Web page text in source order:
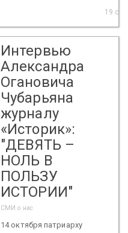
19
Интервью
Александра
Огановича
Чубарьяна
журналу
«Историк»:
"ДЕВЯТЬ –
НОЛЬ В
ПОЛЬЗУ
ИСТОРИИ"
СМИ о нас
14 октября патриарху